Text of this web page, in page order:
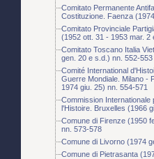
Comitato Permanente
Costituzione. Faenza
Comitato Provinciale
(1952 ott. 31 - 1953 mar. 2
Comitato Toscano Italia
gen. 20 e s.d.) nn. 552-553
Comité International
Guerre Mondiale. Milano -
1974 giu. 25) nn. 554-571
Commission Internationale
l'Histoire. Bruxelles (1966
Comune di Firenze (1950
nn. 573-578
Comune di Livorno (1974
Comune di Pietrasanta